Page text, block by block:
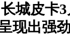
长城皮卡
现出强